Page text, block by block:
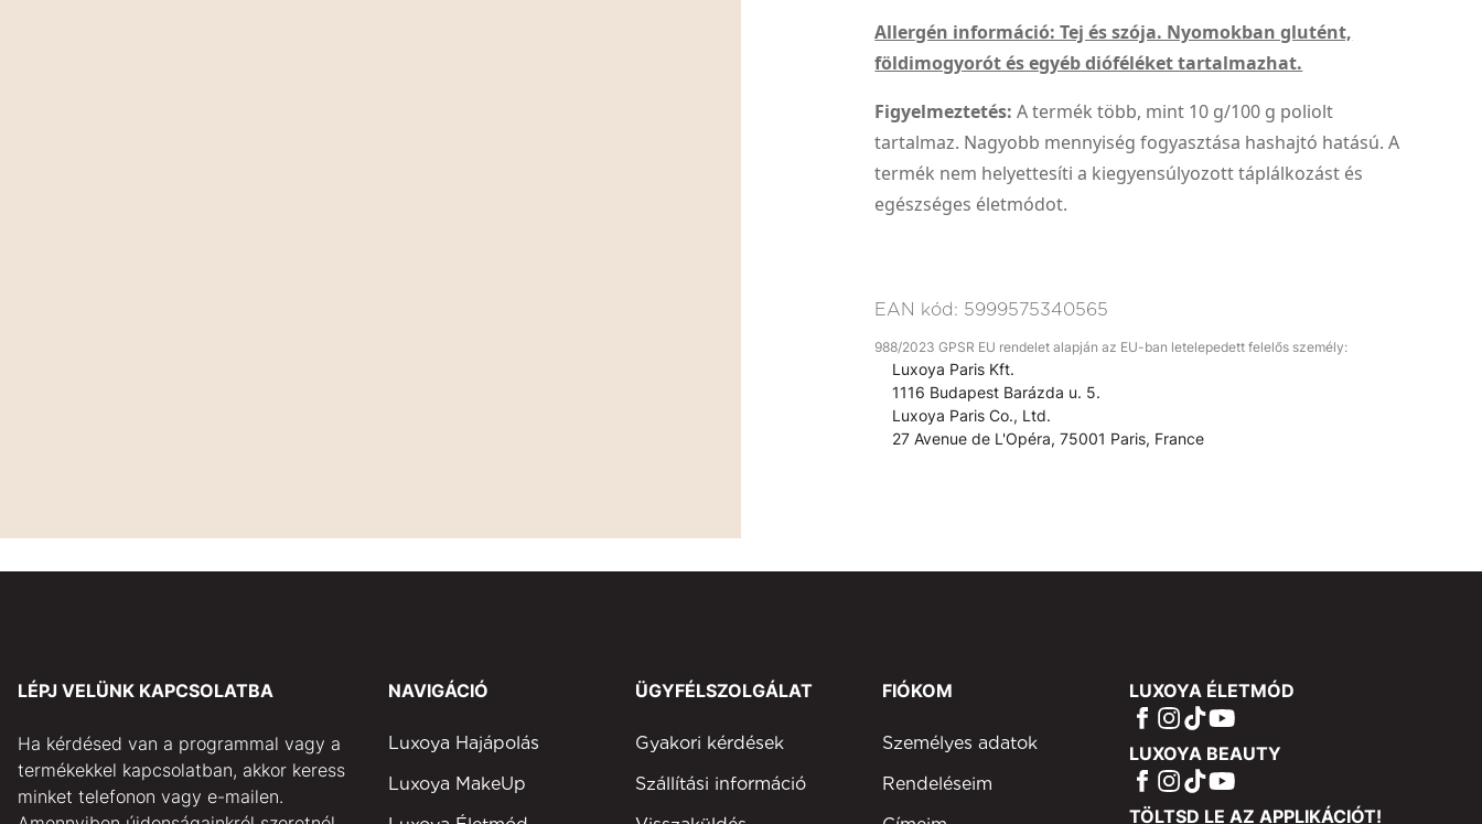
Allergén információ: Tej és szója. Nyomokban glutént,
földimogyorót és egyéb dióféléket tartalmazhat.
Figyelmeztetés: A termék több, mint 10 g/100 g poliolt
tartalmaz. Nagyobb mennyiség fogyasztása hashajtó hatású. A
termék nem helyettesíti a kiegyensúlyozott táplálkozást és
egészséges életmódot.
EAN kód: 5999575340565
988/2023 GPSR EU rendelet alapján az EU-ban letelepedett felelős személy:
Luxoya Paris Kft.
1116 Budapest Barázda u. 5.
Luxoya Paris Co., Ltd.
27 Avenue de L'Opéra, 75001 Paris, France
LÉPJ VELÜNK KAPCSOLATBA
Ha kérdésed van a programmal vagy a
termékekkel kapcsolatban, akkor keress
minket telefonon vagy e-mailen.
NAVIGÁCIÓ
Luxoya Hajápolás
Luxoya MakeUp
ÜGYFÉLSZOLGÁLAT
Gyakori kérdések
Szállítási információ
FIÓKOM
Személyes adatok
Rendeléseim
LUXOYA ÉLETMÓD
LUXOYA BEAUTY
TÖLTSD LE AZ APPLIKÁCIÓT!